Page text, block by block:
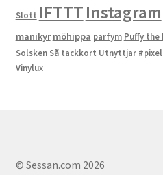
Slott IFTTTInstagram
manikyr möhippa parfym Puffy the
Solsken Så tackkort Utnyttjar
Vinylux
© Sessan.com 2026